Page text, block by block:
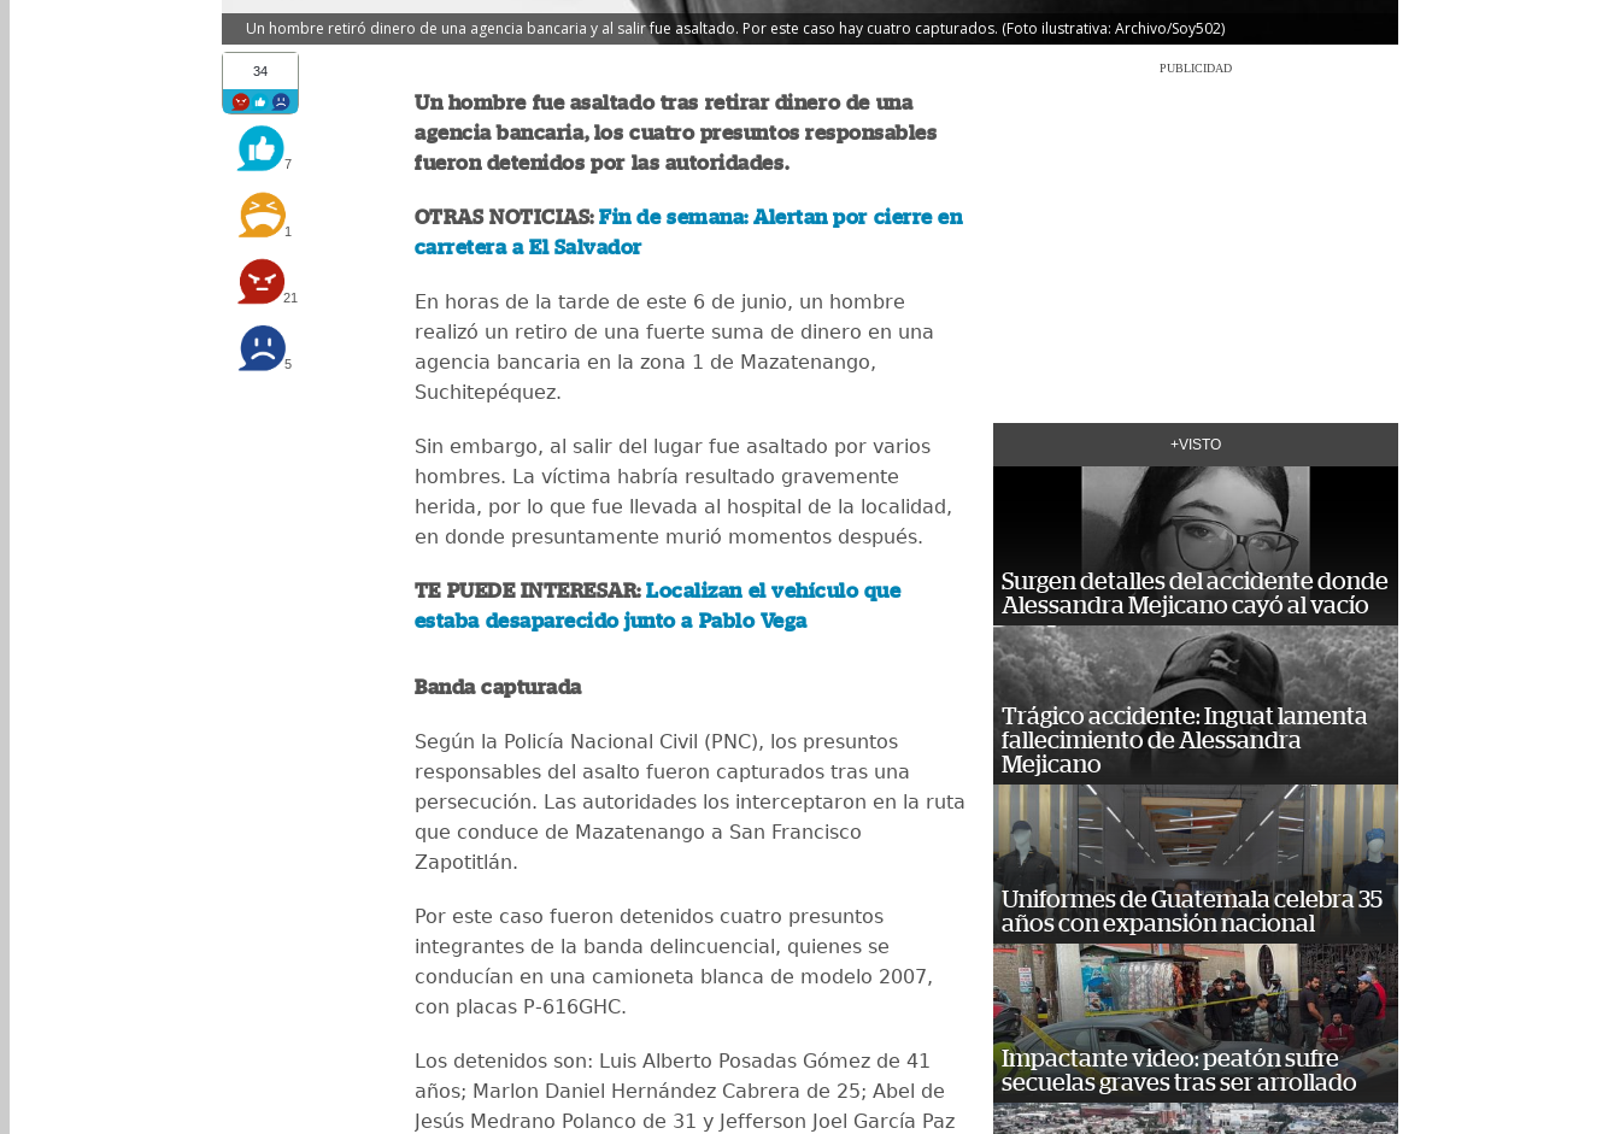
Un hombre retiró dinero de una agencia bancaria y al salir fue asaltado. Por este caso hay cuatro capturados. (Foto ilustrativa: Archivo/Soy502)
34
7
1
21
5
Un hombre fue asaltado tras retirar dinero de una
agencia bancaria, los cuatro presuntos responsables
fueron detenidos por las autoridades.
OTRAS NOTICIAS:Fin de semana: Alertan por cierre en
carretera a El Salvador
En horas de la tarde de este 6 de junio, un hombre
realizó un retiro de una fuerte suma de dinero en una
agencia bancaria en la zona 1 de Mazatenango,
Suchitepéquez.
Sin embargo, al salir del lugar fue asaltado por varios
hombres. La víctima habría resultado gravemente
herida, por lo que fue llevada al hospital de la localidad,
en donde presuntamente murió momentos después.
TE PUEDE INTERESAR:Localizan el vehículo que
estaba desaparecido junto a Pablo Vega
Banda capturada
Según la Policía Nacional Civil (PNC), los presuntos
responsables del asalto fueron capturados tras una
persecución. Las autoridades los interceptaron en la ruta
que conduce de Mazatenango a San Francisco
Zapotitlán.
Por este caso fueron detenidos cuatro presuntos
integrantes de la banda delincuencial, quienes se
conducían en una camioneta blanca de modelo 2007,
con placas P-616GHC.
Los detenidos son: Luis Alberto Posadas Gómez de 41
años; Marlon Daniel Hernández Cabrera de 25; Abel de
Jesús Medrano Polanco de 31 y Jefferson Joel García Paz
PUBLICIDAD
+VISTO
Surgen detalles del accidente donde
Alessandra Mejicano cayó al vacío
Trágico accidente: Inguat lamenta
fallecimiento de Alessandra
Mejicano
Uniformes de Guatemala celebra 35
años con expansión nacional
Impactante video: peatón sufre
secuelas graves tras ser arrollado